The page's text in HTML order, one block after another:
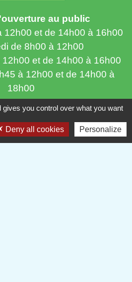
au public
12h00 et de 14h00 à 16h00
de 8h00 à 12h00
et de 14h00 à 16h00
à 12h00 et de 14h00 à
18h00
you control over what you want
Deny all cookies Personalize